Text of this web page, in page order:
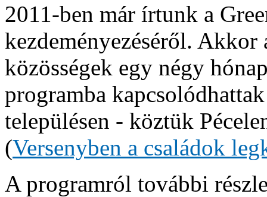
2011-ben már írtunk a
kezdeményezéséről.
közösségek egy négy
programba
településen - köztük
(Versenyben a családok
A programról további